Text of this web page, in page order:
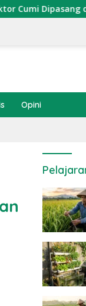
di Coral Garden
Opini